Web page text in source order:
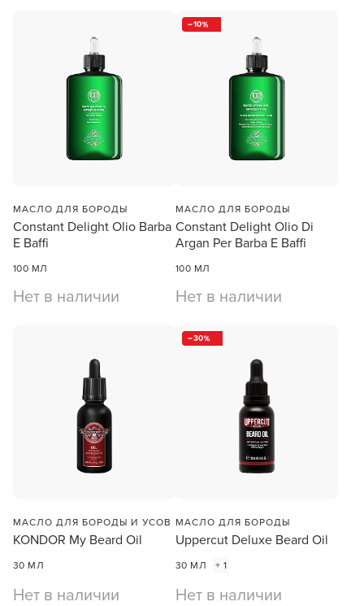
МАСЛО ДЛЯ БОРОДЫ
Constant Delight Olio Barba
E Baffi
100 МЛ
Нет в наличии
10
МАСЛО ДЛЯ БОРОДЫ
Constant Delight Olio Di
Argan Per Barba E Baffi
100 МЛ
Нет в наличии
МАСЛО ДЛЯ БОРОДЫ И УСОВ
KONDOR My Beard Oil
30 МЛ
Нет в наличии
30
МАСЛО ДЛЯ БОРОДЫ
Uppercut Deluxe Beard Oil
30 МЛ + 1
Нет в наличии